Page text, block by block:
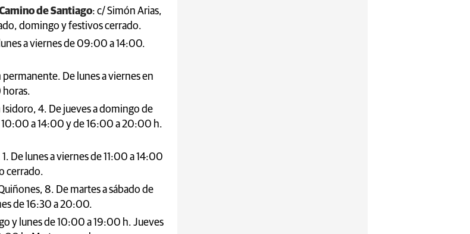
de Santiago: c/ Simón Arias,
domingo y festivos cerrado.
a viernes de 09:00 a 14:00.
permanente. De lunes a viernes en
horas.
Isidoro, 4. De jueves a domingo de
a 14:00 y de 16:00 a 20:00 h.
De lunes a viernes de 11:00 a 14:00
cerrado.
8. De martes a sábado de
de 16:30 a 20:00.
y lunes de 10:00 a 19:00 h. Jueves